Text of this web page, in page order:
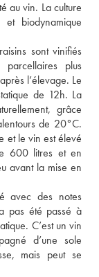
au vin. La culture
biodynamique
sont vinifiés
parcellaires plus
l’élevage. Le
de 12h. La
grâce
de 20°C.
et le vin est élevé
600 litres et en
avant la mise en
avec des notes
pas été passé à
C’est un vin
d’une sole
mais peut se